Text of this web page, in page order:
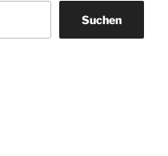
Suchen